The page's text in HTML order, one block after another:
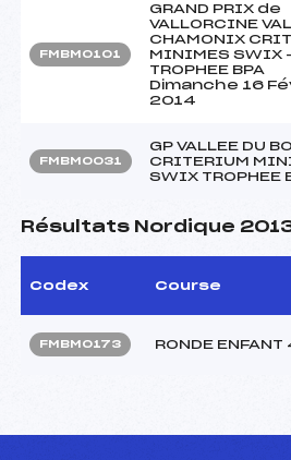
FMBM0101
GRAND PRIX de
VALLORCINE
CHAMONIX
MINIMES SWIX
TROPHEE BPA
Dimanche 16
2014
FMBM0031
GP VALLEE DU
CRITERIUM
SWIX TROPHEE
Résultats Nordique
Codex Course
FMBM0173 RONDE ENFANT